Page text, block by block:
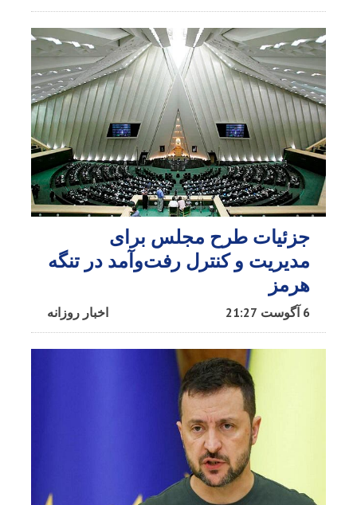
جزئیات طرح مجلس برای
مدیریت و کنترل رفت‌وآمد در تنگه
هرمز
اخبار روزانه 6 آگوست 21:27